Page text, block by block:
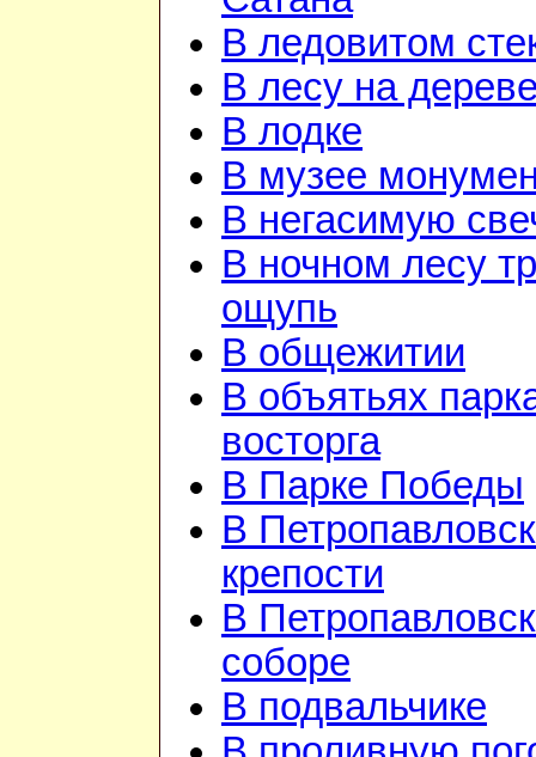
В ледовитом
В лесу на
В лодке
В музее
В негасимую
В ночном лесу
ощупь
В общежитии
В объятьях
восторга
В Парке Победы
В
крепости
В
соборе
В подвальчике